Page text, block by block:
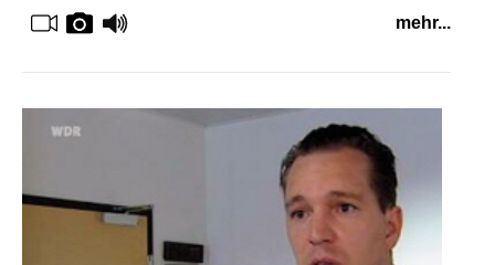
mehr...